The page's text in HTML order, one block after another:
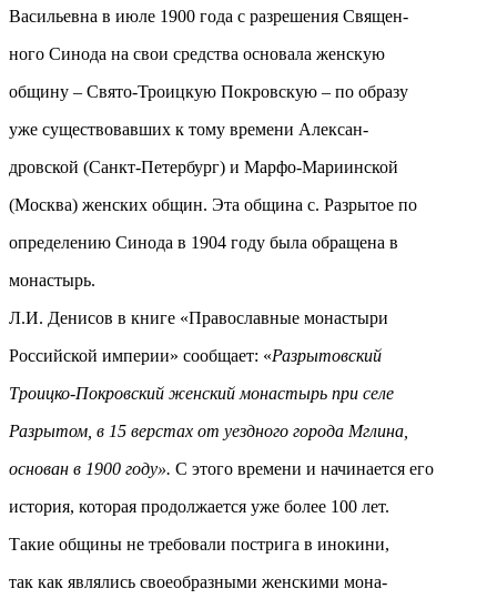
Васильевна в июле 1900 года с разрешения Священ-
ного Синода на свои средства основала женскую
общину – Свято-Троицкую Покровскую – по образу
уже существовавших к тому времени Алексан-
дровской (Санкт-Петербург) и Марфо-Мариинской
(Москва) женских общин. Эта община с. Разрытое по
определению Синода в 1904 году была обращена в
монастырь.
Л.И. Денисов в книге «Православные монастыри
Российской империи» сообщает: «Разрытовский
Троицко-Покровский женский монастырь при селе
Разрытом, в 15 верстах от уездного города Мглина,
основан в 1900 году». С этого времени и начинается его
история, которая продолжается уже более 100 лет.
Такие общины не требовали пострига в инокини,
так как являлись своеобразными женскими мона-